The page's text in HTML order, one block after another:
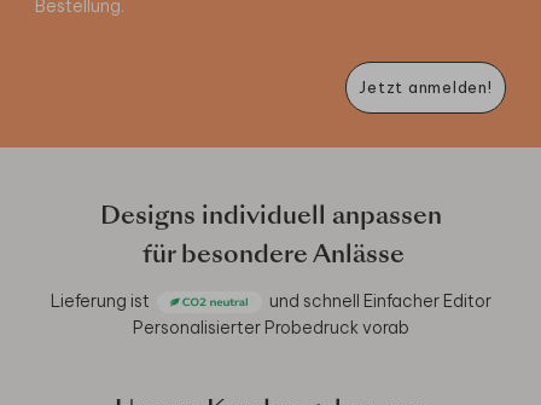
Bestellung.
Jetzt anmelden!
Designs individuell anpassen
für besondere Anlässe
Lieferung ist und schnell Einfacher Editor
Personalisierter Probedruck vorab